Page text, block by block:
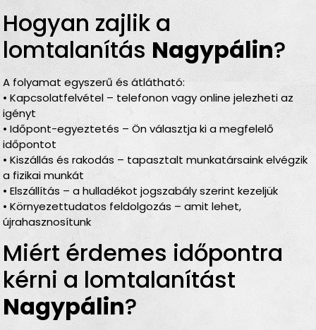
Hogyan zajlik a
lomtalanítás Nagypálin?
A folyamat egyszerű és átlátható:
• Kapcsolatfelvétel – telefonon vagy online jelezheti az
igényt
• Időpont-egyeztetés – Ön választja ki a megfelelő
időpontot
• Kiszállás és rakodás – tapasztalt munkatársaink elvégzik
a fizikai munkát
• Elszállítás – a hulladékot jogszabály szerint kezeljük
• Környezettudatos feldolgozás – amit lehet,
újrahasznosítunk
Miért érdemes időpontra
kérni a lomtalanítást
Nagypálin?